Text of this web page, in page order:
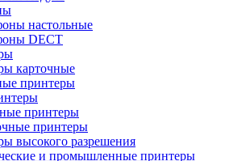
настольные
DECT
карточные
принтеры
принтеры
принтеры
высокого разрешения
и промышленные принтеры